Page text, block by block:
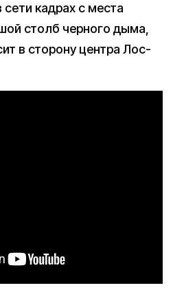
кадрах с места
столб черного дыма,
в сторону центра Лос-